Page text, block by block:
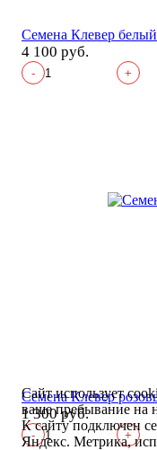
Семена Клевер
4 100 руб.
- +
Семена Клевер
1 300 руб.
- +
Сайт использует
ваше пребывание на
К cайту подключен
Яндекс. Метрика,